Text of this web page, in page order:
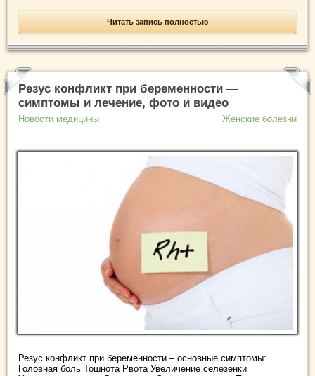
Читать запись полностью
Резус конфликт при беременности —
симптомы и лечение, фото и видео
Новости медицины Женские болезни
Резус конфликт при беременности – основные симптомы:
Головная боль Тошнота Рвота Увеличение селезенки